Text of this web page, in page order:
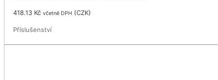
418.13 Kč včetně DPH (CZK)
Příslušenství